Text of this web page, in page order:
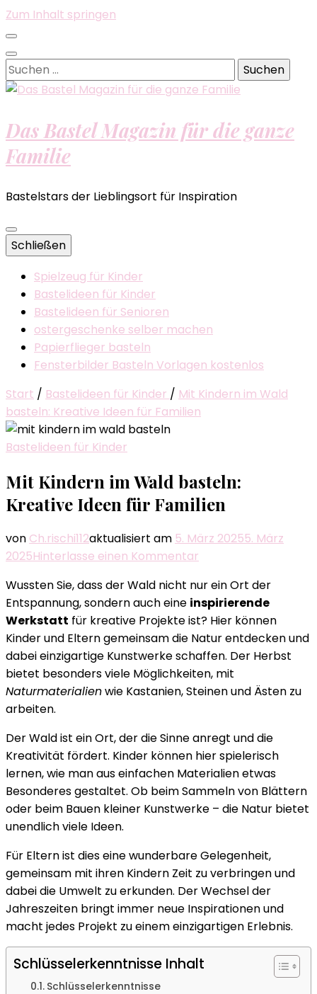
Zum Inhalt springen
Suchen
nach:
Das Bastel Magazin für die ganze
Familie
Bastelstars der Lieblingsort für Inspiration
Schließen
Spielzeug für Kinder
Bastelideen für Kinder
Bastelideen für Senioren
ostergeschenke selber machen
Papierflieger basteln
Fensterbilder Basteln Vorlagen kostenlos
Start / Bastelideen für Kinder / Mit Kindern im Wald
basteln: Kreative Ideen für Familien
Bastelideen für Kinder
Mit Kindern im Wald basteln:
Kreative Ideen für Familien
von Ch.rischi112aktualisiert am 5. März 20255. März
2025Hinterlasse einen Kommentar
Kindern
im
Wald
basteln:
Kreative
Ideen
für
Wussten Sie, dass der Wald nicht nur ein Ort der
Entspannung, sondern auch eine inspirierende
Werkstatt für kreative Projekte ist? Hier können
Kinder und Eltern gemeinsam die Natur entdecken und
dabei einzigartige Kunstwerke schaffen. Der Herbst
bietet besonders viele Möglichkeiten, mit
Naturmaterialienwie Kastanien, Steinen und Ästen zu
arbeiten.
Der Wald ist ein Ort, der die Sinne anregt und die
Kreativität fördert. Kinder können hier spielerisch
lernen, wie man aus einfachen Materialien etwas
Besonderes gestaltet. Ob beim Sammeln von Blättern
oder beim Bauen kleiner Kunstwerke – die Natur bietet
unendlich viele Ideen.
Für Eltern ist dies eine wunderbare Gelegenheit,
gemeinsam mit ihren Kindern Zeit zu verbringen und
dabei die Umwelt zu erkunden. Der Wechsel der
Jahreszeiten bringt immer neue Inspirationen und
macht jedes Projekt zu einem einzigartigen Erlebnis.
Schlüsselerkenntnisse Inhalt
Schlüsselerkenntnisse